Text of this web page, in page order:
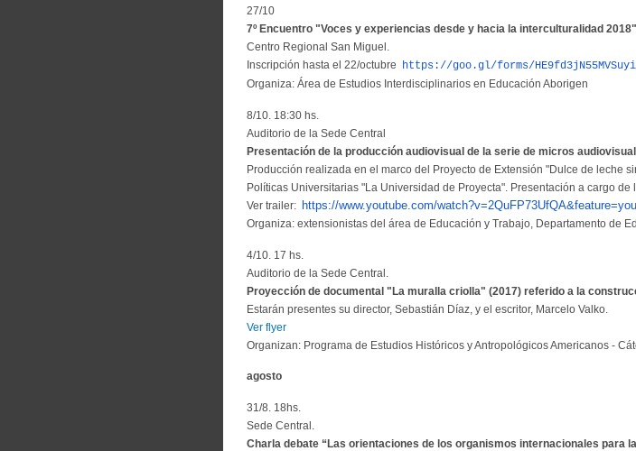
27/10
7º Encuentro "Voces y experiencias desde y hacia la interculturalidad 2018"
Centro Regional San Miguel.
Inscripción hasta el 22/octubre https://goo.gl/forms/
Organiza: Área de Estudios Interdisciplinarios en Educación Aborigen
8/10. 18:30 hs.
Auditorio de la Sede Central
Presentación de la producción audiovisual de la serie de micros
Producción realizada en el marco del Proyecto de Extensión "Dulce de leche
Políticas Universitarias "La Universidad de Proyecta". Presentación a cargo
Ver trailer: https://www.youtube.com/
Organiza: extensionistas del área de Educación y Trabajo, Departamento de
4/10. 17 hs.
Auditorio de la Sede Central.
Proyección de documental "La muralla criolla" (2017) referido a la
Estarán presentes su director, Sebastián Díaz, y el escritor, Marcelo Valko.
Ver flyer
Organizan: Programa de Estudios Históricos y Antropológicos Americanos -
agosto
31/8. 18hs.
Sede Central.
Charla debate “Las orientaciones de los organismos internacionales